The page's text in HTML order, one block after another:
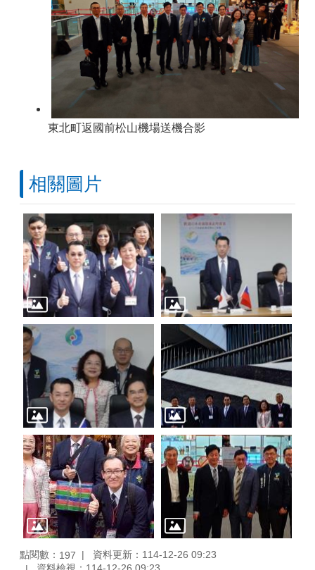
東北町返國前松山機場送機合影
相關圖片
點閱數： 197
資料更新：114-12-26 09:23